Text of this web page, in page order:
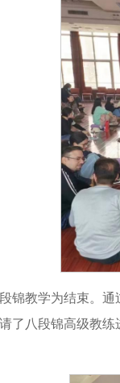
锦教学为结束。
了八段锦高级教